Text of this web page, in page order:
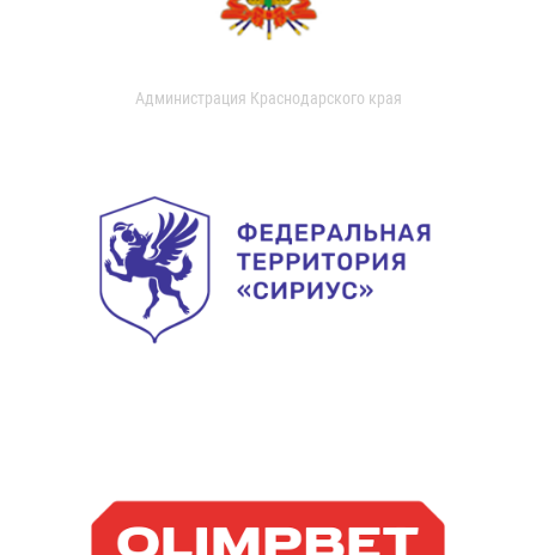
Администрация Краснодарского края